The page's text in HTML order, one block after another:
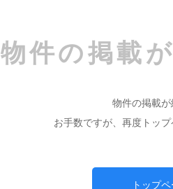
物件の掲載が
物件の掲載が
お手数ですが、再度トップ
トップ